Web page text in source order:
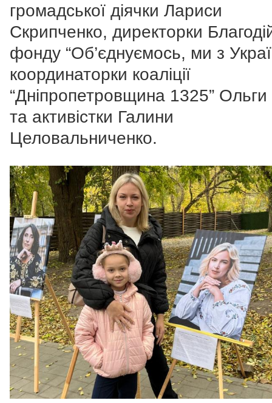
громадської діячки Лариси
Скрипченко, директорки
фонду “Об’єднуємось, ми з
координаторки коаліції
“Дніпропетровщина 1325” Ольги
та активістки Галини
Целовальниченко.